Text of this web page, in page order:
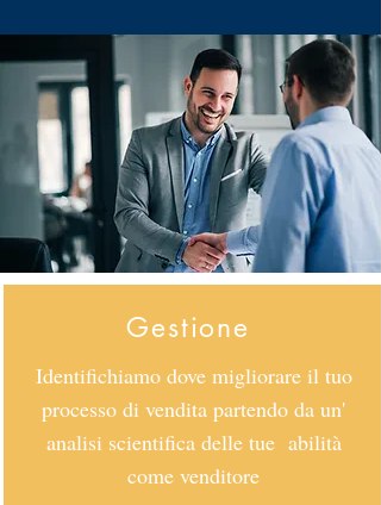
Gestione
Identifichiamo dove migliorare il tuo
processo di vendita partendo da un'
analisi scientifica delle tue abilità
come venditore